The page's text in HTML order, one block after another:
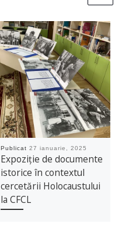
Publicat27 ianuarie, 2025
Expoziție de documente
istorice în contextul
cercetării Holocaustului
la CFCL